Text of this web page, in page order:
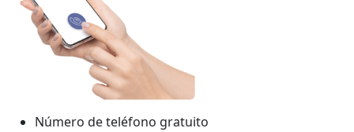
Número de teléfono gratuito